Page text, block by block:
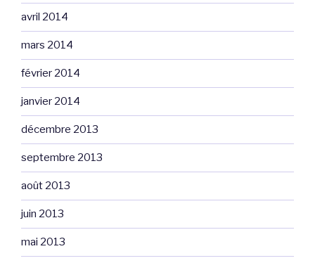
avril 2014
mars 2014
février 2014
janvier 2014
décembre 2013
septembre 2013
août 2013
juin 2013
mai 2013